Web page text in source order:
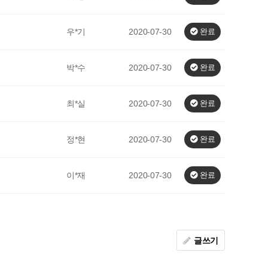
우*기 2020-07-30 완료
박*수 2020-07-30 완료
최*실 2020-07-30 완료
정*현 2020-07-30 완료
이*재 2020-07-30 완료
글쓰기